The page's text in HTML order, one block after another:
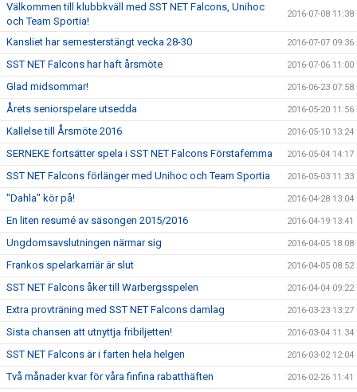
Välkommen till klubbkväll med SST NET Falcons, Unihoc
och Team Sportia!
2016-07-08 11:38
Kansliet har semesterstängt vecka 28-30 2016-07-07 09:36
SST NET Falcons har haft årsmöte 2016-07-06 11:00
Glad midsommar! 2016-06-23 07:58
Årets seniorspelare utsedda 2016-05-20 11:56
Kallelse till Årsmöte 2016 2016-05-10 13:24
SERNEKE fortsätter spela i SST NET Falcons Förstafemma 2016-05-04 14:17
SST NET Falcons förlänger med Unihoc och Team Sportia 2016-05-03 11:33
"Dahla" kör på! 2016-04-28 13:04
En liten resumé av säsongen 2015/2016 2016-04-19 13:41
Ungdomsavslutningen närmar sig 2016-04-05 18:08
Frankos spelarkarriär är slut 2016-04-05 08:52
SST NET Falcons åker till Warbergsspelen 2016-04-04 09:22
Extra provträning med SST NET Falcons damlag 2016-03-23 13:27
Sista chansen att utnyttja fribiljetten! 2016-03-04 11:34
SST NET Falcons är i farten hela helgen 2016-03-02 12:04
Två månader kvar för våra finfina rabatthäften 2016-02-26 11:41